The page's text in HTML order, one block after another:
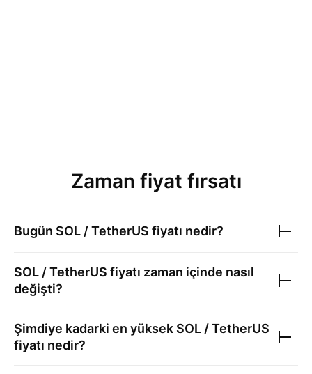
Zaman fiyat fırsatı
Bugün SOL / TetherUS fiyatı nedir?
SOL / TetherUS fiyatı zaman içinde nasıl
değişti?
Şimdiye kadarki en yüksek SOL / TetherUS
fiyatı nedir?